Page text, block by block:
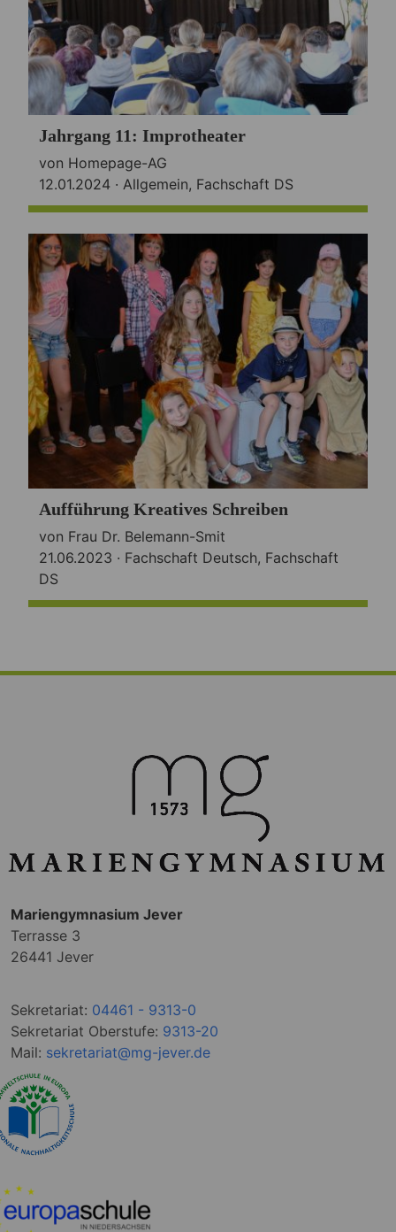
Jahrgang 11: Improtheater
von Homepage-AG
12.01.2024 · Allgemein, Fachschaft DS
Aufführung Kreatives Schreiben
von Frau Dr. Belemann-Smit
21.06.2023 · Fachschaft Deutsch, Fachschaft
DS
Mariengymnasium Jever
Terrasse 3
26441 Jever
Sekretariat: 04461 - 9313-0
Sekretariat Oberstufe: 9313-20
Mail: sekretariat@mg-jever.de